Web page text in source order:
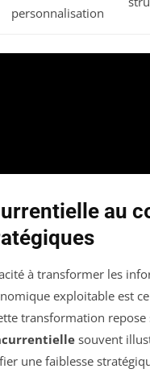
personnalisation
au
à transformer les
exploitable est
transformation repose
souvent
une faiblesse